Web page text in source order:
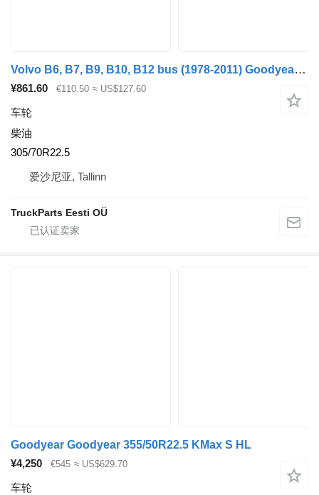
Volvo B6, B7, B9, B10, B12 bus (1978-2011) Goodyear B12B (01.97-12.11)
¥861.60 €110.50 ≈ US$127.60
车轮
柴油
305/70R22.5
爱沙尼亚, Tallinn
TruckParts Eesti OÜ
Goodyear Goodyear 355/50R22.5 KMax S HL
¥4,250
€545 ≈ US$629.70
车轮